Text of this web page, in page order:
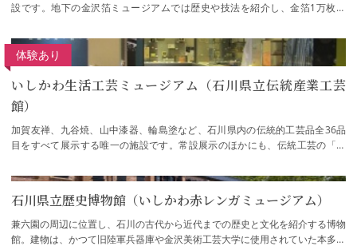
設です。地下の金沢箔ミュージアムでは歴史や技法を紹介し、金箔1万枚の
いしかわ生活工芸ミュージアム（石川県立伝統産業工芸
館）
体験あり
加賀友禅、九谷焼、山中漆器、輪島塗など、石川県内の伝統的工芸品全36品
目をすべて展示する唯一の施設です。常設展示のほかにも、伝統工芸の「い
石川県立歴史博物館（いしかわ赤レンガミュージアム）
兼六園の周辺に位置し、石川の古代から近代までの歴史と文化を紹介する博物
館。建物は、かつて旧陸軍兵器庫や金沢美術工芸大学に使用されていた本多の